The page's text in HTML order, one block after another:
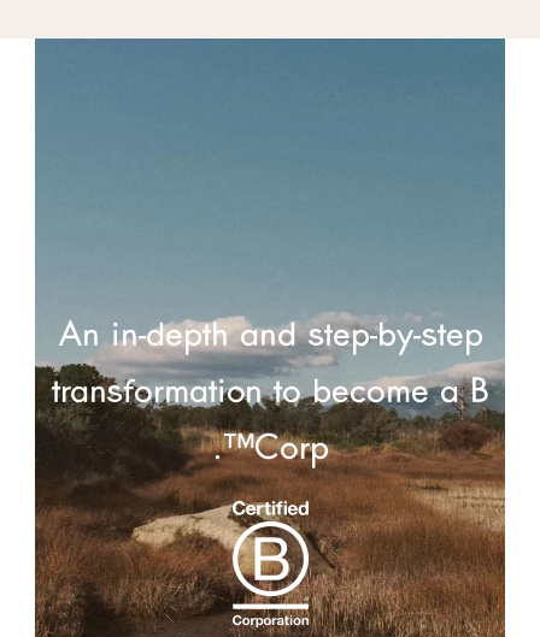
An in-depth and step-by-step
transformation to become a B
Corp™.